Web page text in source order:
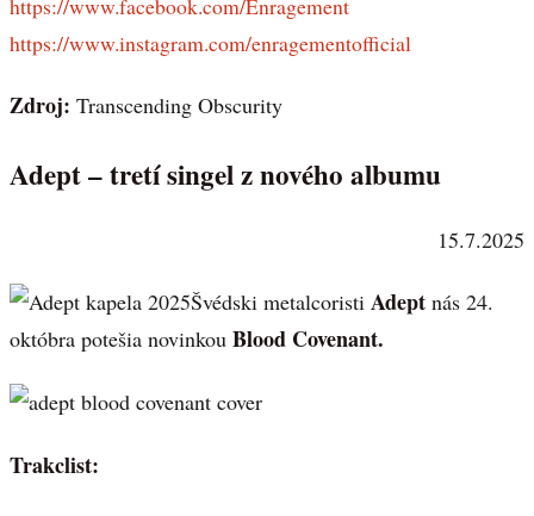
https://www.instagram.com/enragementofficial
Zdroj: Transcending Obscurity
Adept – tretí singel z nového albumu
15.7.2025
Švédski metalcoristi Adept nás 24.
októbra potešia novinkou Blood Covenant.
Trakclist: